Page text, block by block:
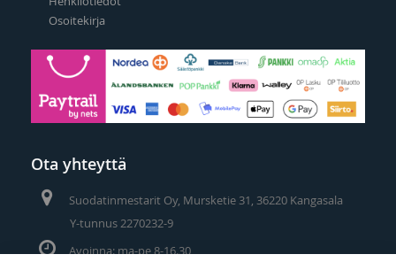
Osoitekirja
Ota yhteyttä
Suodatinmestarit Oy, Mursketie 31, 36220 Kangasala
Y-tunnus 2270232-9
Avoinna: ma-pe 8-16.30